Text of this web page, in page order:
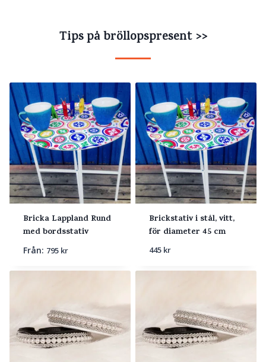
Tips på bröllopspresent >>
Bricka Lappland Rund
med bordsstativ
Från: 795 kr
Brickstativ i stål, vitt,
för diameter 45 cm
445 kr